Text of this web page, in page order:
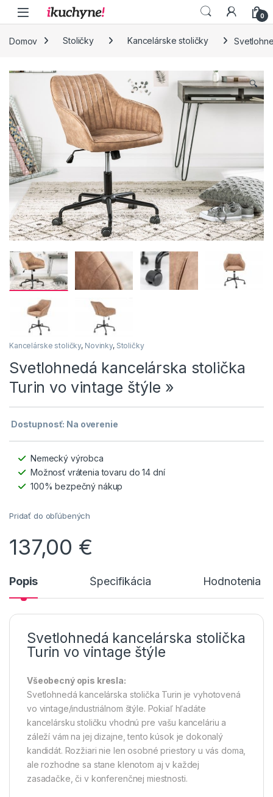
Skip to navigation
Skip to content
0
Domov Stoličky Kancelárske stoličky
🔍
Kancelárske stoličky, Novinky, Stoličky
Svetlohnedá kancelárska stolička
Turin vo vintage štýle »
Dostupnosť: Na overenie
Nemecký výrobca
Možnosť vrátenia tovaru do 14 dní
100% bezpečný nákup
Pridať do obľúbených
137,00 €
Popis Špecifikácia Hodnotenia
Svetlohnedá kancelárska stolička
Turin vo vintage štýle
Všeobecný opis kresla:
Svetlohnedá kancelárska stolička Turin je vyhotovená
vo vintage/industriálnom štýle. Pokiaľ hľadáte
kancelársku stoličku vhodnú pre vašu kanceláriu a
záleží vám na jej dizajne, tento kúsok je dokonalý
kandidát. Rozžiari nie len osobné priestory u vás doma,
ale rozhodne sa stane klenotom aj v každej
zasadačke, či v konferenčnej miestnosti.